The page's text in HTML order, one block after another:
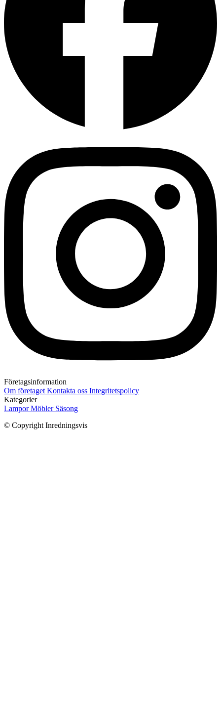
Företagsinformation
Om företaget Kontakta oss Integritetspolicy
Kategorier
LamporMöbler Säsong
© Copyright Inredningsvis